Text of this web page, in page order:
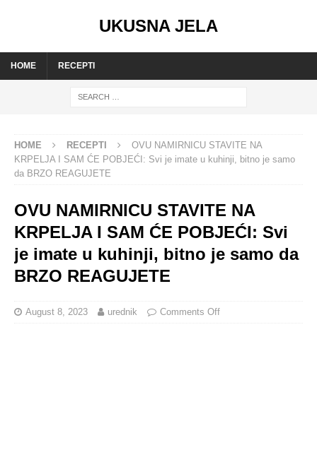
UKUSNA JELA
HOME RECEPTI
HOME RECEPTI
OVU NAMIRNICU STAVITE NA
KRPELJA I SAM ĆE POBJEĆI: Svi je imate u kuhinji, bitno je samo
da BRZO REAGUJETE
OVU NAMIRNICU STAVITE NA
KRPELJA I SAM ĆE POBJEĆI: Svi
je imate u kuhinji, bitno je samo da
BRZO REAGUJETE
August 8, 2023 urednik Comments Off